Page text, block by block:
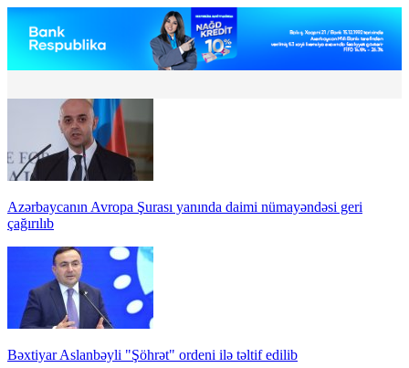
Azərbaycanın Avropa Şurası yanında daimi nümayəndəsi geri
çağırılıb
Bəxtiyar Aslanbəyli "Şöhrət" ordeni ilə təltif edilib